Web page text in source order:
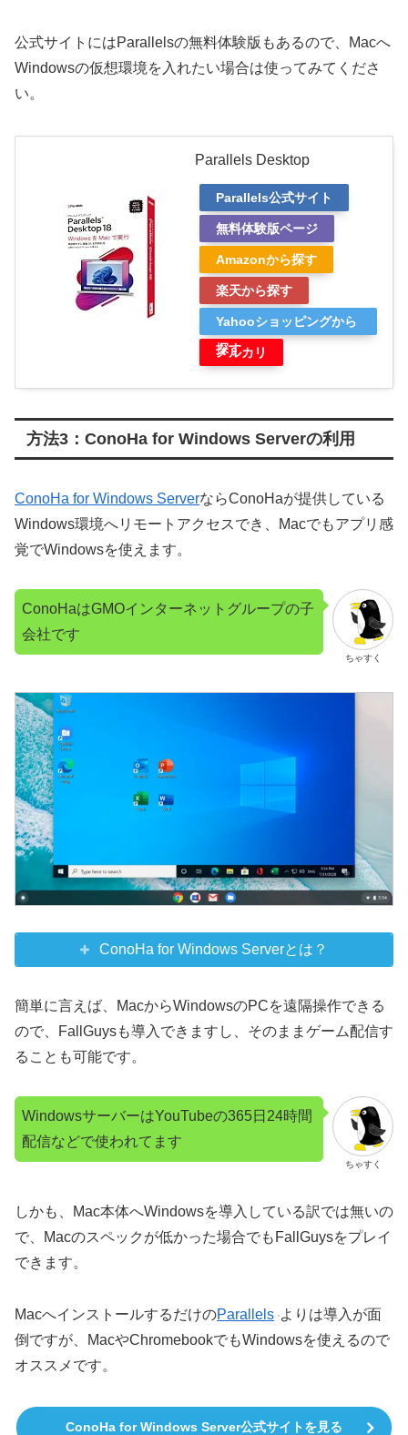
公式サイトにはParallelsの無料体験版もあるので、Macへ
Windowsの仮想環境を入れたい場合は使ってみてくださ
い。
Parallels Desktop
Parallels公式サイト
無料体験版ページ
Amazonから探す
楽天から探す
Yahooショッピングから
探す
メルカリ
方法3：ConoHa for Windows Serverの利用
ConoHa for Windows ServerならConoHaが提供している
Windows環境へリモートアクセスでき、Macでもアプリ感
覚でWindowsを使えます。
ちゃすく
ConoHaはGMOインターネットグループの子
会社です
ConoHa for Windows Serverとは？
簡単に言えば、MacからWindowsのPCを遠隔操作できる
ので、FallGuysも導入できますし、そのままゲーム配信す
ることも可能です。
ちゃすく
WindowsサーバーはYouTubeの365日24時間
配信などで使われてます
しかも、Mac本体へWindowsを導入している訳では無いの
で、Macのスペックが低かった場合でもFallGuysをプレイ
できます。
MacへインストールするだけのParallels よりは導入が面
倒ですが、MacやChromebookでもWindowsを使えるので
オススメです。
ConoHa for Windows Server公式サイトを見る